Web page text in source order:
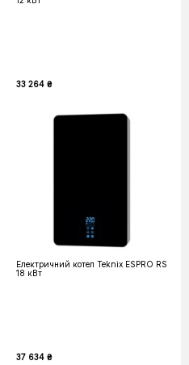
33 264 ₴
Електричний котел Teknix ESPRO RS
18 кВт
37 634 ₴